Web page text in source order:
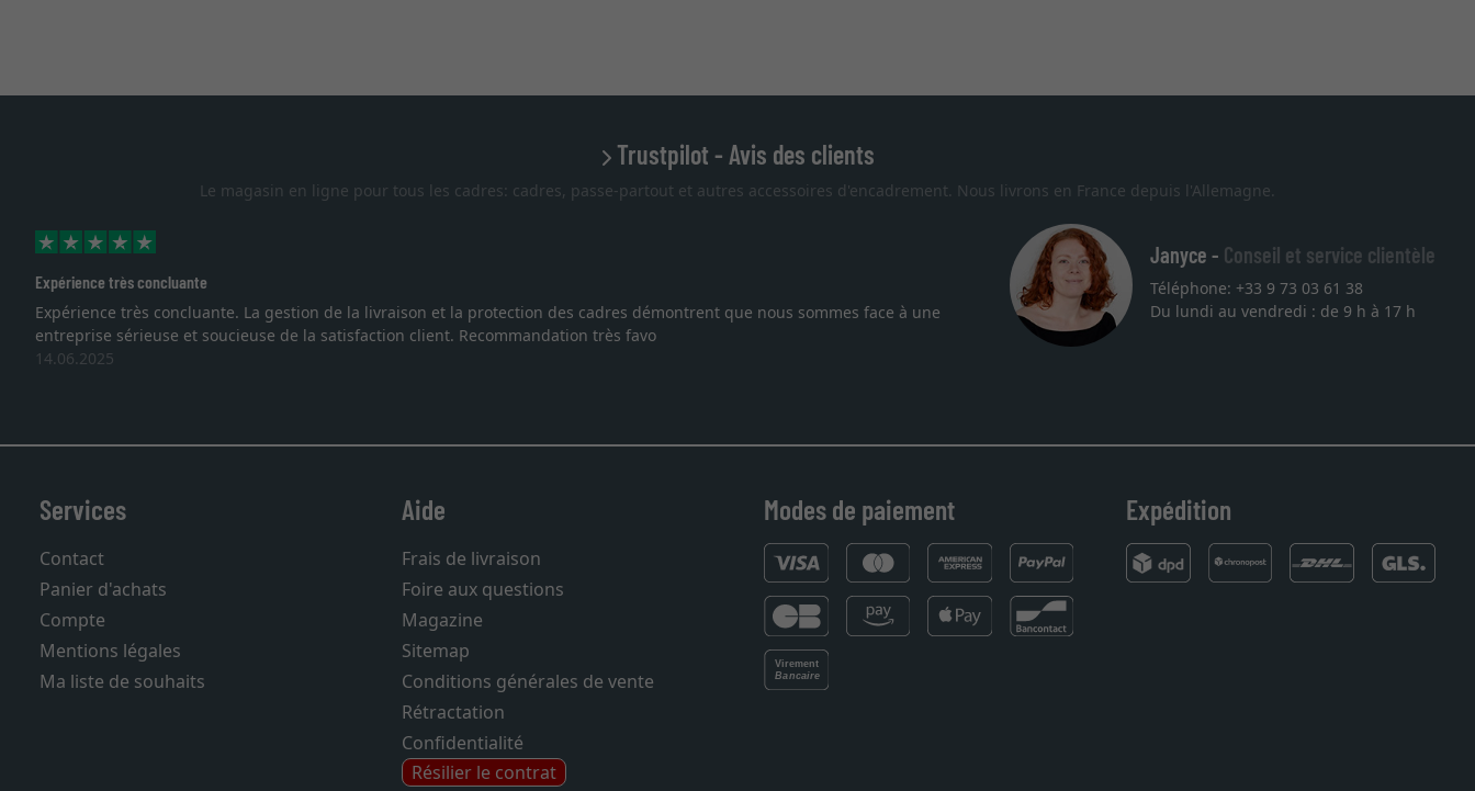
Trustpilot - Avis des clients
Le magasin en ligne pour tous les cadres: cadres, passe-partout et autres accessoires d'encadrement. Nous livrons en France depuis l'Allemagne.
Excellent
Je recherchais un cadre sur mesure pour une lithographie, je suis tombée sur ce site. Le choix et la qualité sont au rendez
vous. Emballage professionnel, service et livraison dans les temps. J'espère revenir pour une autre commande. Merci.
27.05.2025
Janyce - Conseil et service clientèle
Téléphone: +33 9 73 03 61 38
Du lundi au vendredi : de 9 h à 17 h
Services
Contact
Panier d'achats
Compte
Mentions légales
Ma liste de souhaits
Aide
Frais de livraison
Foire aux questions
Magazine
Sitemap
Conditions générales de vente
Rétractation
Confidentialité
Résilier le contrat
Modes de paiement Expédition